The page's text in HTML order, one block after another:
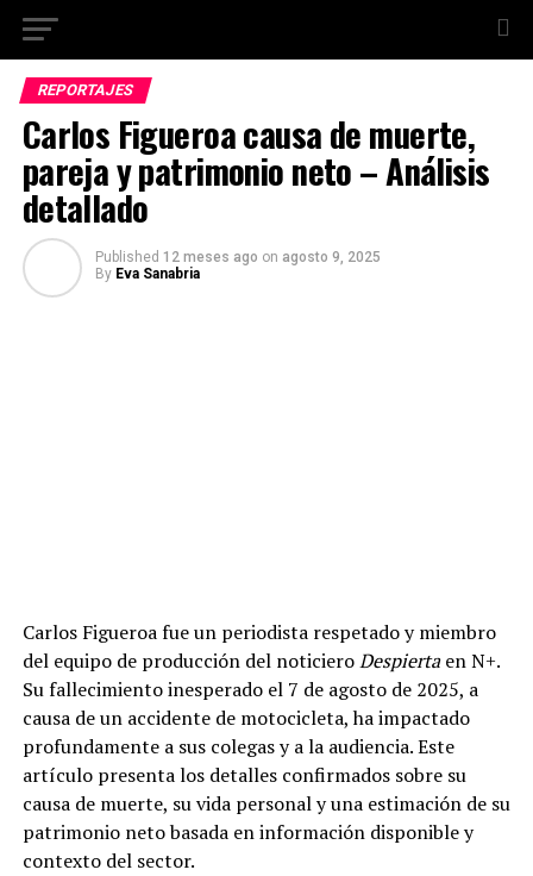
REPORTAJES
Carlos Figueroa causa de muerte,
pareja y patrimonio neto – Análisis
detallado
Published 12 meses ago on agosto 9, 2025
By Eva Sanabria
Carlos Figueroa fue un periodista respetado y miembro
del equipo de producción del noticieroDespiertaen N+.
Su fallecimiento inesperado el 7 de agosto de 2025, a
causa de un accidente de motocicleta, ha impactado
profundamente a sus colegas y a la audiencia. Este
artículo presenta los detalles confirmados sobre su
causa de muerte, su vida personal y una estimación de su
patrimonio neto basada en información disponible y
contexto del sector.